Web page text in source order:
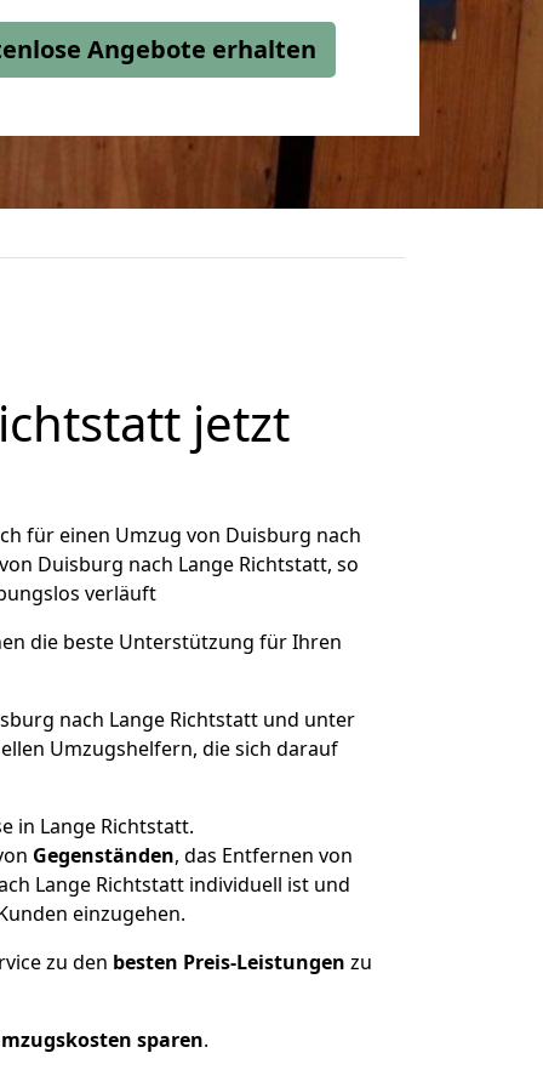
Angebote erhalten
jetzt
für einen Umzug von Duisburg nach
Duisburg nach Lange Richtstatt, so
verläuft
die beste Unterstützung für Ihren
nach Lange Richtstatt und unter
Umzugshelfern, die sich darauf
in Lange Richtstatt.
Gegenständen, das Entfernen von
Lange Richtstatt individuell ist und
einzugehen.
zu den besten Preis-Leistungen zu
sparen.